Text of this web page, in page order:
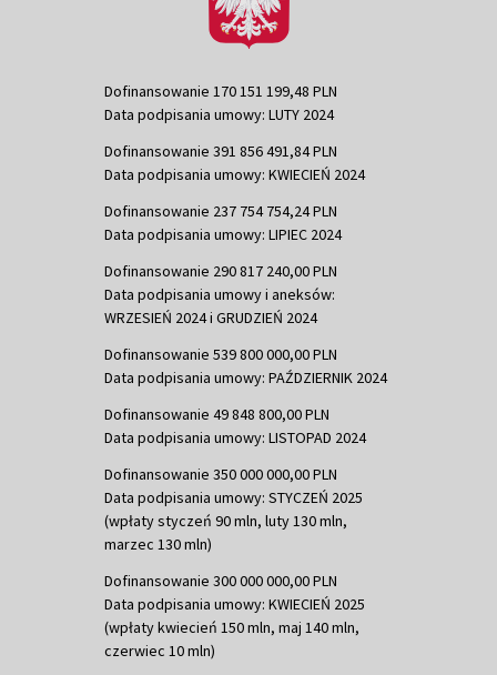
Dofinansowanie 170 151 199,48 PLN
Data podpisania umowy: LUTY 2024
Dofinansowanie 391 856 491,84 PLN
Data podpisania umowy: KWIECIEŃ 2024
Dofinansowanie 237 754 754,24 PLN
Data podpisania umowy: LIPIEC 2024
Dofinansowanie 290 817 240,00 PLN
Data podpisania umowy i aneksów:
WRZESIEŃ 2024 i GRUDZIEŃ 2024
Dofinansowanie 539 800 000,00 PLN
Data podpisania umowy: PAŹDZIERNIK 2024
Dofinansowanie 49 848 800,00 PLN
Data podpisania umowy: LISTOPAD 2024
Dofinansowanie 350 000 000,00 PLN
Data podpisania umowy: STYCZEŃ 2025
(wpłaty styczeń 90 mln, luty 130 mln,
marzec 130 mln)
Dofinansowanie 300 000 000,00 PLN
Data podpisania umowy: KWIECIEŃ 2025
(wpłaty kwiecień 150 mln, maj 140 mln,
czerwiec 10 mln)